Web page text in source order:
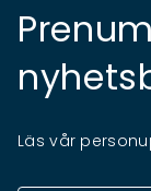
Läs vår